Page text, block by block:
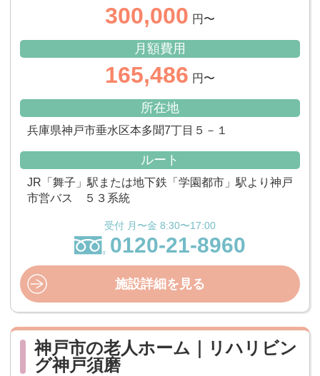
300,000 円〜
月額費用
165,486 円〜
所在地
兵庫県神戸市垂水区本多聞7丁目５－１
ルート
JR「舞子」駅または地下鉄「学園都市」駅より神戸
市営バス ５３系統
受付 月〜金 8:30〜17:00
0120-21-8960
施設詳細を見る
神戸市の老人ホーム｜リハリビン
グ神戸須磨